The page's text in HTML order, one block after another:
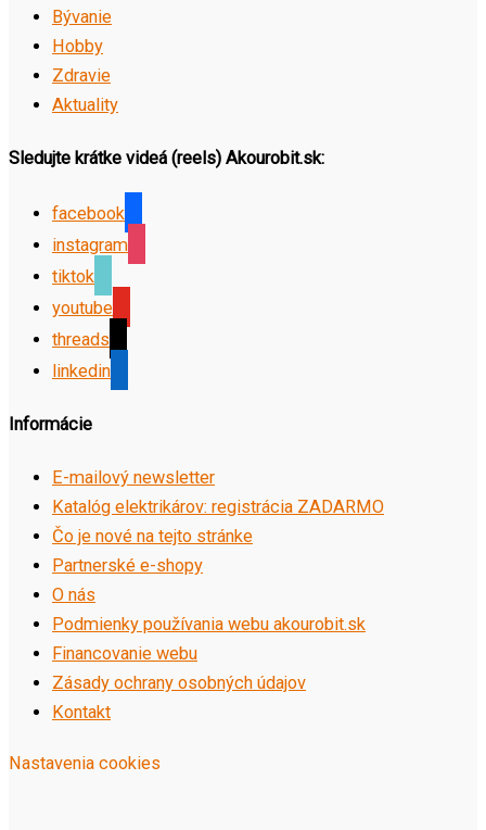
Bývanie
Hobby
Zdravie
Aktuality
Sledujte krátke videá (reels) Akourobit.sk:
facebook
instagram
tiktok
youtube
threads
linkedin
Informácie
E-mailový newsletter
Katalóg elektrikárov: registrácia ZADARMO
Čo je nové na tejto stránke
Partnerské e-shopy
O nás
Podmienky používania webu akourobit.sk
Financovanie webu
Zásady ochrany osobných údajov
Kontakt
Nastavenia cookies